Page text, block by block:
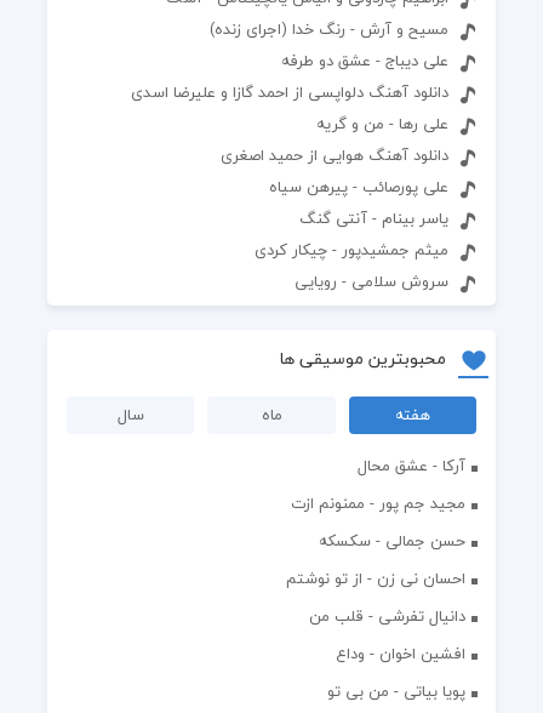
مسیح و آرش - رنگ خدا (اجرای زنده)
علی دیباج - عشق دو طرفه
دانلود آهنگ دلواپسی از احمد گازا و علیرضا اسدی
علی رها - من و گریه
دانلود آهنگ هوایی از حمید اصغری
علی پورصائب - پیرهن سیاه
یاسر بینام - آنتی گنگ
میثم جمشیدپور - چیکار کردی
سروش سلامی - رویایی
محبوبترین موسیقی ها
هفته ماه
سال
آرکا - عشق محال
مجید جم پور - ممنونم ازت
حسن جمالی - سکسکه
احسان نی زن - از تو نوشتم
دانیال تفرشی - قلب من
افشين اخوان - وداع
پویا بیاتی - من بی تو